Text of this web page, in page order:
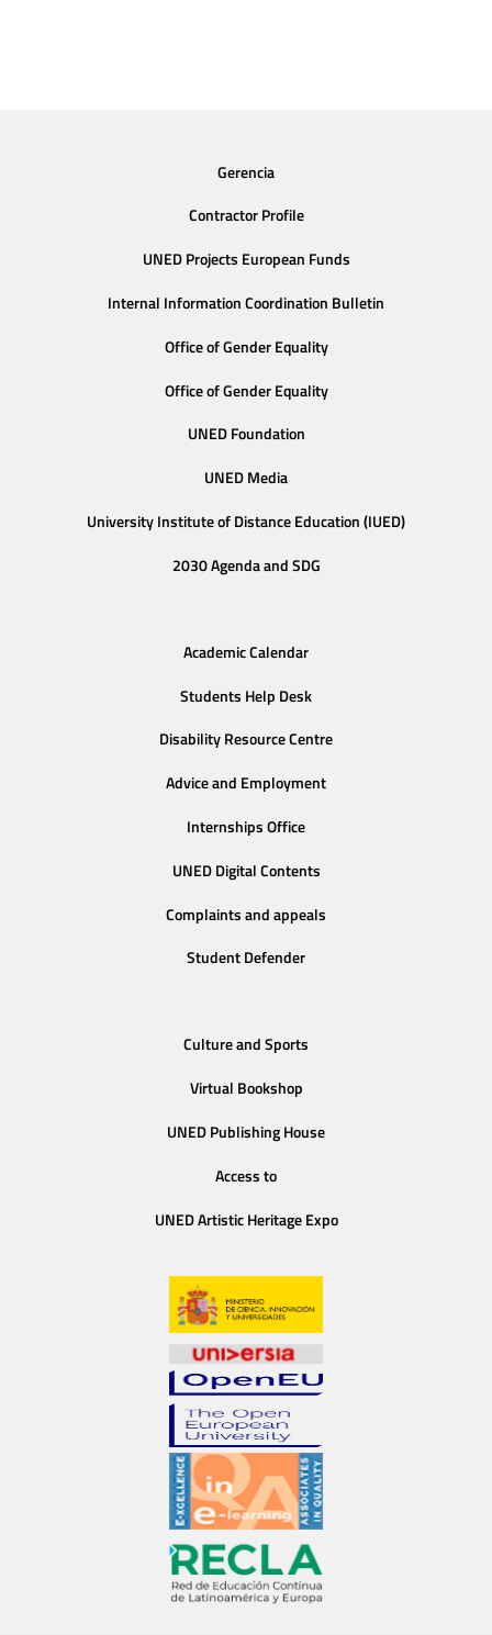
Gerencia
Contractor Profile
UNED Projects European Funds
Internal Information Coordination Bulletin
Office of Gender Equality
Office of Gender Equality
UNED Foundation
UNED Media
University Institute of Distance Education (IUED)
2030 Agenda and SDG
Academic Calendar
Students Help Desk
Disability Resource Centre
Advice and Employment
Internships Office
UNED Digital Contents
Complaints and appeals
Student Defender
Culture and Sports
Virtual Bookshop
UNED Publishing House
Access to
UNED Artistic Heritage Expo